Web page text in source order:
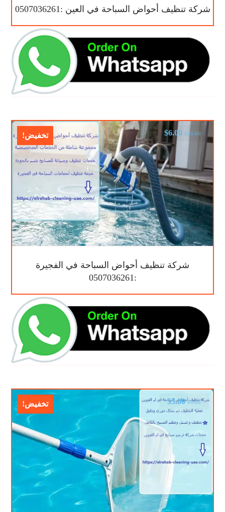
شركة تنظيف أحواض السباحة في العين :0507036261
تخفيض!
شركة تنظيف أحواض السباحة في الفجيرة
:0507036261
$10.00
$6.00
تخفيض! $9.00
$5.00